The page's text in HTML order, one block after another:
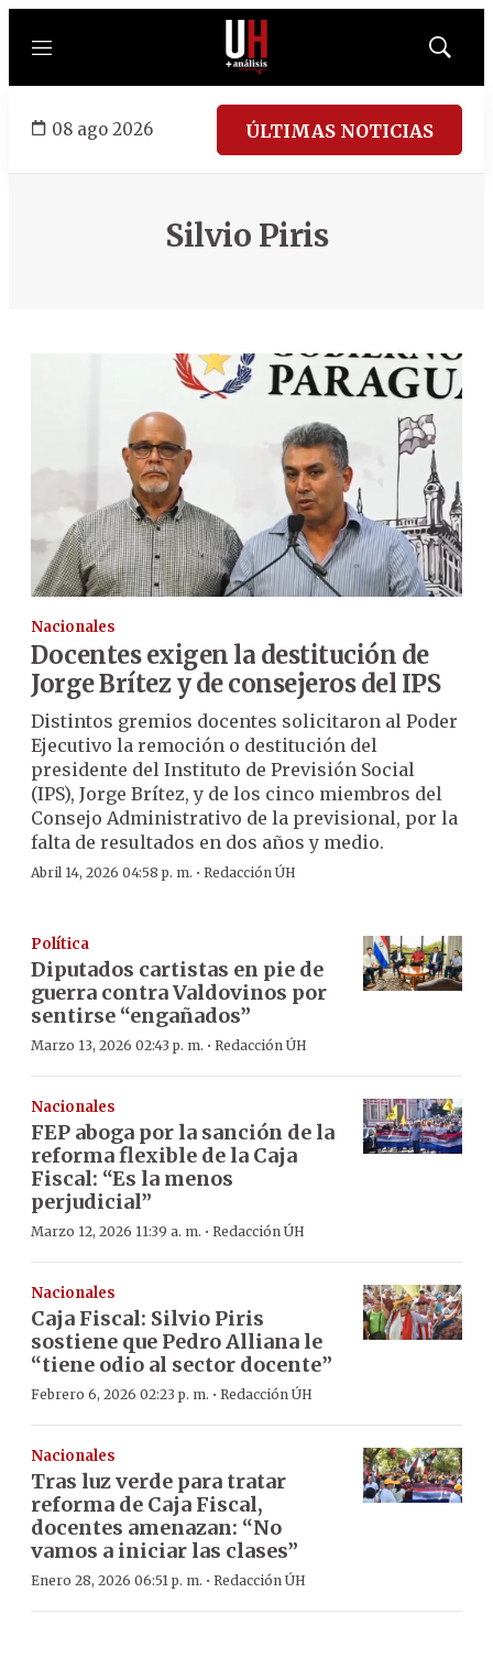
Menú
Mostrar
08 ago 2026 ÚLTIMAS NOTICIAS
Silvio Piris
Nacionales
Docentes exigen la destitución de
Jorge Brítez y de consejeros del IPS
Distintos gremios docentes solicitaron al Poder
Ejecutivo la remoción o destitución del
presidente del Instituto de Previsión Social
(IPS), Jorge Brítez, y de los cinco miembros del
Consejo Administrativo de la previsional, por la
falta de resultados en dos años y medio.
Abril 14, 2026 04:58 p. m. · Redacción ÚH
Política
Diputados cartistas en pie de
guerra contra Valdovinos por
sentirse “engañados”
Marzo 13, 2026 02:43 p. m. · Redacción ÚH
Nacionales
FEP aboga por la sanción de la
reforma flexible de la Caja
Fiscal: “Es la menos
perjudicial”
Marzo 12, 2026 11:39 a. m. · Redacción ÚH
Nacionales
Caja Fiscal: Silvio Piris
sostiene que Pedro Alliana le
“tiene odio al sector docente”
Febrero 6, 2026 02:23 p. m. · Redacción ÚH
Nacionales
Tras luz verde para tratar
reforma de Caja Fiscal,
docentes amenazan: “No
vamos a iniciar las clases”
Enero 28, 2026 06:51 p. m. · Redacción ÚH